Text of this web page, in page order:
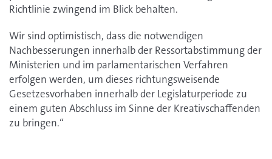
Richtlinie zwingend im Blick behalten.
Wir sind optimistisch, dass die notwendigen
Nachbesserungen innerhalb der Ressortabstimmung der
Ministerien und im parlamentarischen Verfahren
erfolgen werden, um dieses richtungsweisende
Gesetzesvorhaben innerhalb der Legislaturperiode zu
einem guten Abschluss im Sinne der Kreativschaffenden
zu bringen.“